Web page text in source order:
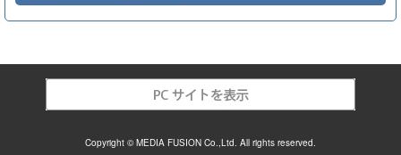
Copyright © MEDIA FUSION Co.,Ltd. All rights reserved.